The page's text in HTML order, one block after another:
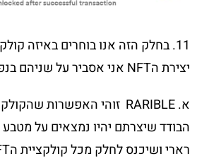
11. בחלק הזה אנו בוחרים באיזה
יצירת הNFT אני אסביר על שניהם בנפרד:
הבודד שיצרתם יהיו נמצאים על
רארי ושיכנס לחלק מכל קולקציית הNFT במטבע.